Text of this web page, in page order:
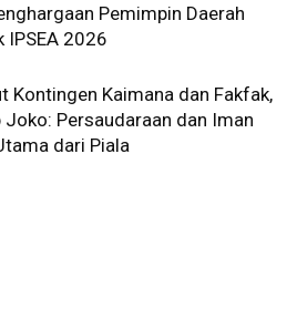
Pemimpin Daerah
IPSEA 2026
Kontingen Kaimana dan Fakfak,
Joko: Persaudaraan dan Iman
dari Piala